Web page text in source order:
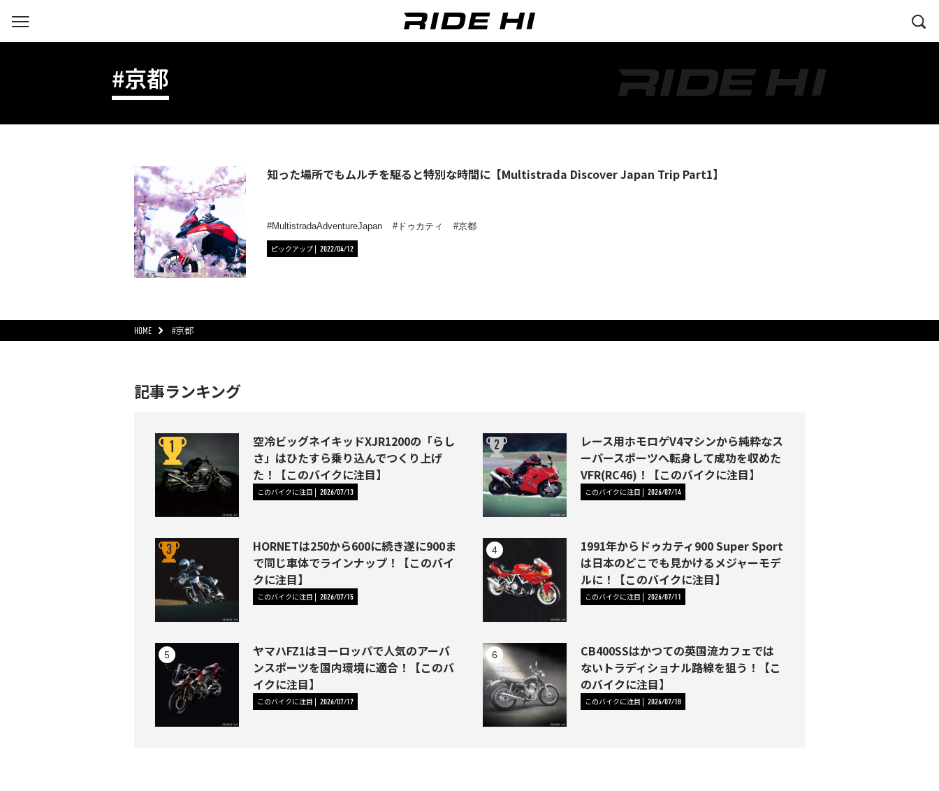
#京都
知った場所でもムルチを駆ると特別な時間に【Multistrada Discover Japan Trip Part1】
MultistradaAdventureJapan ドゥカティ 京都
ピックアップ 2022/04/12
HOME #京都
記事ランキング
空冷ビッグネイキッドXJR1200の「らし
さ」はひたすら乗り込んでつくり上げ
た！【このバイクに注目】
このバイクに注目 2026/07/13
レース用ホモロゲV4マシンから純粋なス
ーパースポーツへ転身して成功を収めた
VFR(RC46)！【このバイクに注目】
このバイクに注目 2026/07/14
HORNETは250から600に続き遂に900ま
で同じ車体でラインナップ！【このバイ
クに注目】
このバイクに注目 2026/07/15
1991年からドゥカティ900 Super Sport
は日本のどこでも見かけるメジャーモデ
ルに！【このバイクに注目】
このバイクに注目 2026/07/11
ヤマハFZ1はヨーロッパで人気のアーバ
ンスポーツを国内環境に適合！【このバ
イクに注目】
このバイクに注目 2026/07/17
CB400SSはかつての英国流カフェでは
ないトラディショナル路線を狙う！【こ
のバイクに注目】
このバイクに注目 2026/07/18